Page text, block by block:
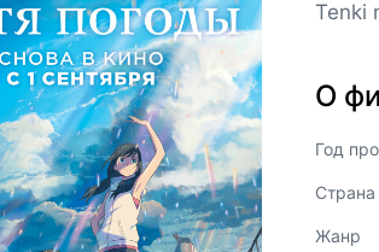
Tenki
О
Год
Страна
Жанр